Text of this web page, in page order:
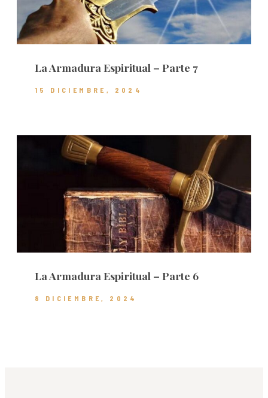
La Armadura Espiritual – Parte 7
15 DICIEMBRE, 2024
La Armadura Espiritual – Parte 6
8 DICIEMBRE, 2024